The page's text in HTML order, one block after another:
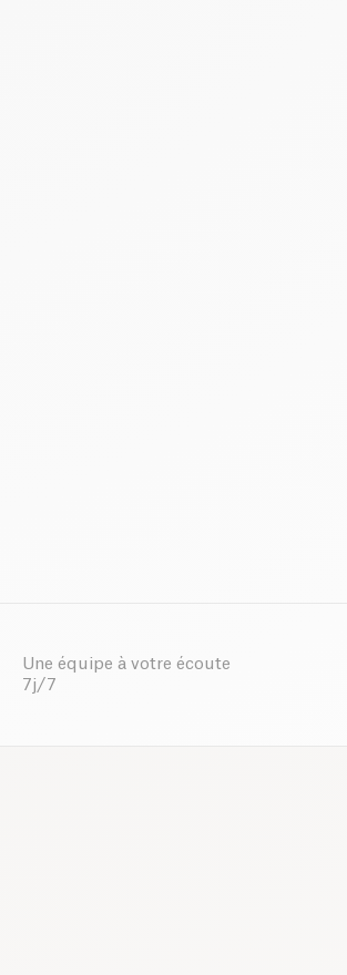
Une équipe à votre écoute
7j/7